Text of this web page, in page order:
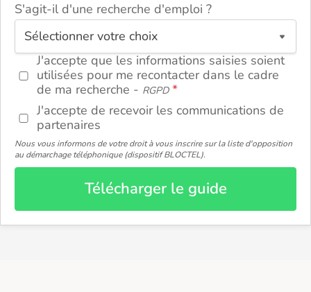
S'agit-il d'une recherche d'emploi ?
J'accepte que les informations saisies soient
utilisées pour me recontacter dans le cadre
de ma recherche - RGPD
J'accepte de recevoir les communications de
partenaires
Nous vous informons de votre droit à vous inscrire sur la liste d'opposition
au démarchage téléphonique (dispositif BLOCTEL).
Télécharger le guide
ou